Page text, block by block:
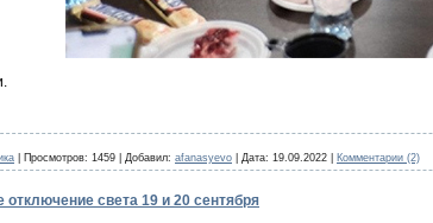
Просмотров: 1459 Добавил: afanasyevo Дата: 19.09.2022 Комментарии (2)
света 19 и 20 сентября